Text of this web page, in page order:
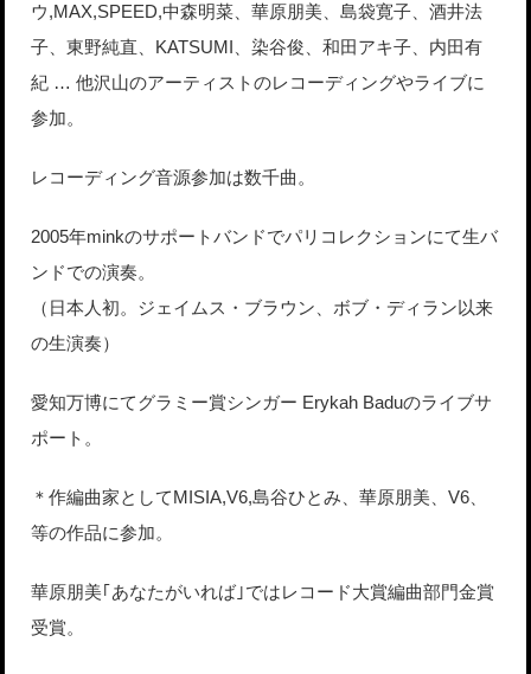
ウ,MAX,SPEED,中森明菜、華原朋美、島袋寛子、酒井法
子、東野純直、KATSUMI、染谷俊、和田アキ子、内田有
紀 … 他沢山のアーティストのレコーディングやライブに
参加。
レコーディング音源参加は数千曲。
2005年minkのサポートバンドでパリコレクションにて生バ
ンドでの演奏。
（日本人初。ジェイムス・ブラウン、ボブ・ディラン以来
の生演奏）
愛知万博にてグラミー賞シンガー Erykah Baduのライブサ
ポート。
＊作編曲家としてMISIA,V6,島谷ひとみ、華原朋美、V6、
等の作品に参加。
華原朋美｢あなたがいれば｣ではレコード大賞編曲部門金賞
受賞。